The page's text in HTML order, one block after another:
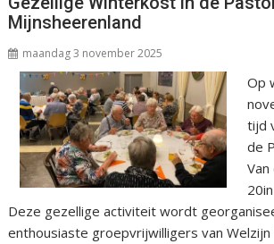
Mijnsheerenland
maandag 3 november 2025
Op
tijd
de
Deze gezellige activiteit wordt
enthousiaste groepvrijwilligers van Welzijn